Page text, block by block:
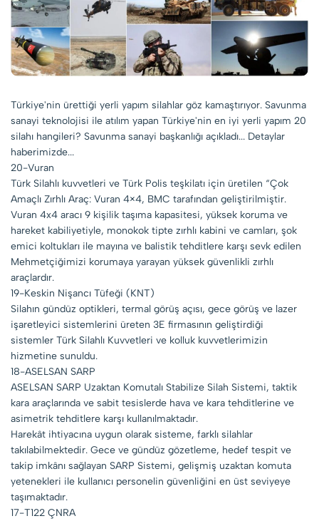
Türkiye'nin ürettiği yerli yapım silahlar göz kamaştırıyor. Savunma
sanayi teknolojisi ile atılım yapan Türkiye'nin en iyi yerli yapım 20
silahı hangileri? Savunma sanayi başkanlığı açıkladı... Detaylar
haberimizde...
20-Vuran
Türk Silahlı kuvvetleri ve Türk Polis teşkilatı için üretilen “Çok
Amaçlı Zırhlı Araç: Vuran 4×4, BMC tarafından geliştirilmiştir.
Vuran 4x4 aracı 9 kişilik taşıma kapasitesi, yüksek koruma ve
hareket kabiliyetiyle, monokok tipte zırhlı kabini ve camları, şok
emici koltukları ile mayına ve balistik tehditlere karşı sevk edilen
Mehmetçiğimizi korumaya yarayan yüksek güvenlikli zırhlı
araçlardır.
19-Keskin Nişancı Tüfeği (KNT)
Silahın gündüz optikleri, termal görüş açısı, gece görüş ve lazer
işaretleyici sistemlerini üreten 3E firmasının geliştirdiği
sistemler Türk Silahlı Kuvvetleri ve kolluk kuvvetlerimizin
hizmetine sunuldu.
18-ASELSAN SARP​​​​​​
ASELSAN SARP Uzaktan Komutalı Stabilize Silah Sistemi, taktik
kara araçlarında ve sabit tesislerde hava ve kara tehditlerine ve
asimetrik tehditlere karşı kullanılmaktadır.
Harekât ihtiyacına uygun olarak sisteme, farklı silahlar
takılabilmektedir. Gece ve gündüz gözetleme, hedef tespit ve
takip imkânı sağlayan SARP Sistemi, gelişmiş uzaktan komuta
yetenekleri ile kullanıcı personelin güvenliğini en üst seviyeye
taşımaktadır.
17-T122 ÇNRA